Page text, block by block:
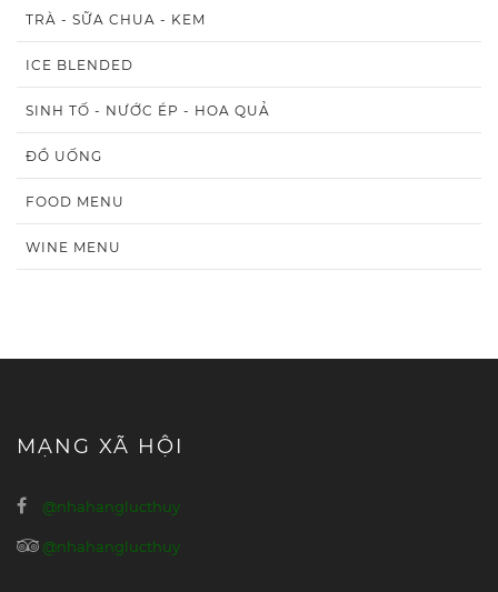
TRÀ - SỮA CHUA - KEM
ICE BLENDED
SINH TỐ - NƯỚC ÉP - HOA QUẢ
ĐỒ UỐNG
FOOD MENU
WINE MENU
MẠNG XÃ HỘI
@nhahanglucthuy
@nhahanglucthuy